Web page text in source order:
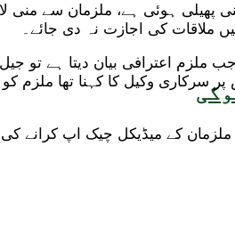
پھیلی ہوئی ہے، ملزمان سے منی
ملاقات کی اجازت نہ دی جائے۔
پر عدالت نے کہاکہ جب ملزم اعترافی
سرکاری وکیل کا کہنا تھا ملزم